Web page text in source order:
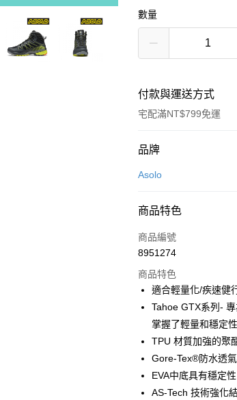
數量
付款與運送方式
宅配滿NT$799免運
付款方式
信用卡一次付款
街口支付
悠遊付
全盈+PAY
【大哥付你分期使用說明】
1.本服務由台灣大哥大提
AFTEE先享後付
品牌
Asolo
商品特色
商品編號
8951274
商品特色
適合輕量化/疾速健
Tahoe GTX系列-
掌握了輕量和穩定
TPU 材質加強的聚
Gore-Tex®防水透
EVA中底具有穩定
AS-Tech 技術強化